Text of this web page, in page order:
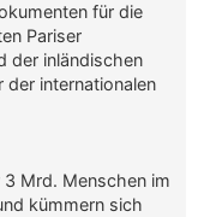
für die
Pariser
der inländischen
der internationalen
Mrd. Menschen im
kümmern sich